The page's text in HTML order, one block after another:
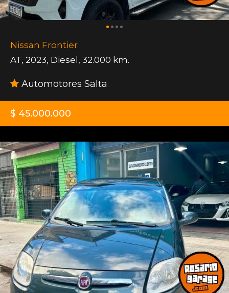
Nissan Frontier
AT, 2023, Diesel, 32.000 km.
Automotores Salta
$ 45.000.000